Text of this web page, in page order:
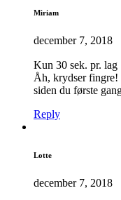
Miriam
december 7, 2018
Kun 30 sek. pr. lag
Åh, krydser fingre!
siden du første
Reply
Lotte
december 7, 2018